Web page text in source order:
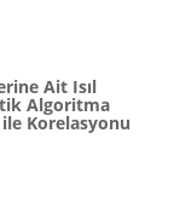
Ait Isıl
Algoritma
Korelasyonu